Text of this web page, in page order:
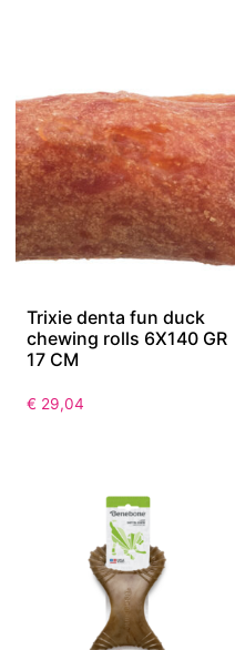
Trixie denta fun duck
chewing rolls 6X140 GR
17 CM
€ 29,04